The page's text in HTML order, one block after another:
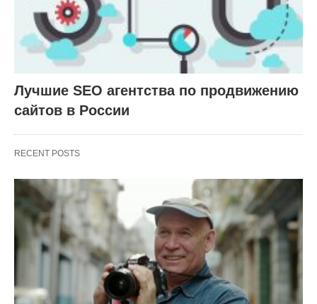
Лучшие SEO агентства по продвижению
сайтов в России
RECENT POSTS